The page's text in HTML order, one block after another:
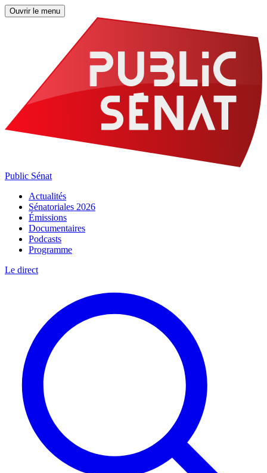
Ouvrir le menu
Public Sénat
Actualités
Sénatoriales 2026
Émissions
Documentaires
Podcasts
Programme
Le direct